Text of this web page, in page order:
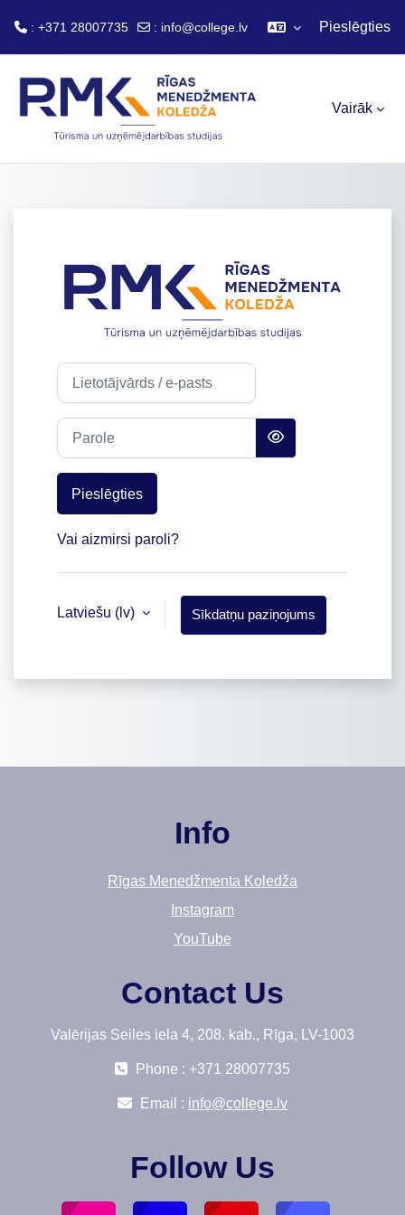
: +371 28007735 : info@college.lv Pieslēgties
Vairāk
Pieslēgties
Lietotājvārds / e-pasts
Parole
Pieslēgties
Vai aizmirsi paroli?
Latviešu ‎(lv)‎ Sīkdatņu paziņojums
Info
Rīgas Menedžmenta Koledža
Instagram
YouTube
Contact Us
Valērijas Seiles iela 4, 208. kab., Rīga, LV-1003
Phone : +371 28007735
Email : info@college.lv
Follow Us